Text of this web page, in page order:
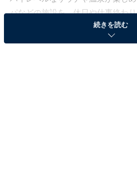
パなどの施設を、休日や仕事終わ
人も少なくないはず。日々の疲れ
ムは、何物にも代えがたい時間で
続きを読む